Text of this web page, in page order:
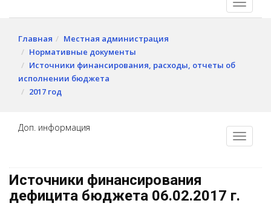
Главная
Местная администрация
Нормативные документы
Источники финансирования, расходы, отчеты об
исполнении бюджета
2017 год
Доп. информация
Источники финансирования
дефицита бюджета 06.02.2017 г.